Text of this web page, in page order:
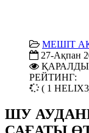
МЕШІТ
27-Ақпан
РЕЙТИНГ:
( 1
ШУ